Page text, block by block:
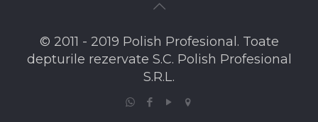
© 2011 - 2019 Polish Profesional. Toate
depturile rezervate S.C. Polish Profesional
S.R.L.